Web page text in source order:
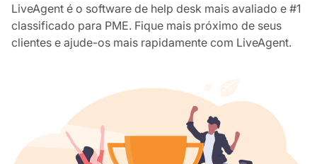
LiveAgent é o software de help desk mais avaliado e #1
classificado para PME. Fique mais próximo de seus
clientes e ajude-os mais rapidamente com LiveAgent.